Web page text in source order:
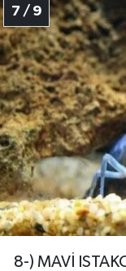
7 / 9
8-) MAVİ